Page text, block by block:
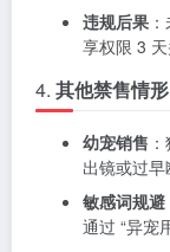
违规后果
享权限 3
4. 其他禁售情形
幼宠销售
出镜或过早
敏感词规避
通过 “异宠